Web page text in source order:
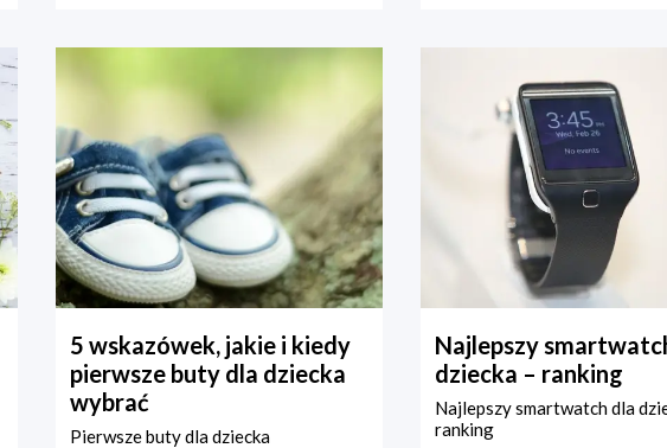
5 wskazówek, jakie i kiedy
pierwsze buty dla dziecka
wybrać
Pierwsze buty dla dziecka
Najlepszy
dziecka – ranking
Najlepszy smartwatch dla
ranking